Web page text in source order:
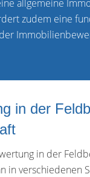
allgemeine
zudem eine
in der
in der
in verschiedenen